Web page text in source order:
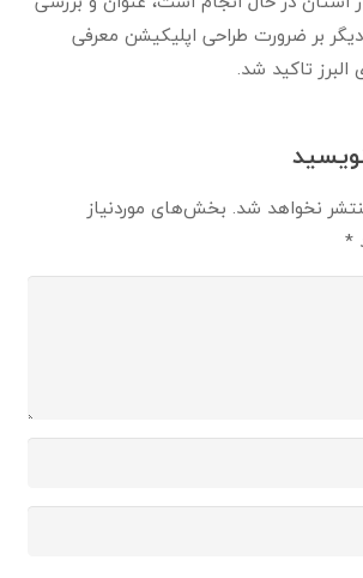
بر ضرورت طراحی اپلیکیشن معرفی
تاکید شد.
نخواهد شد. بخش‌های موردنیاز
*